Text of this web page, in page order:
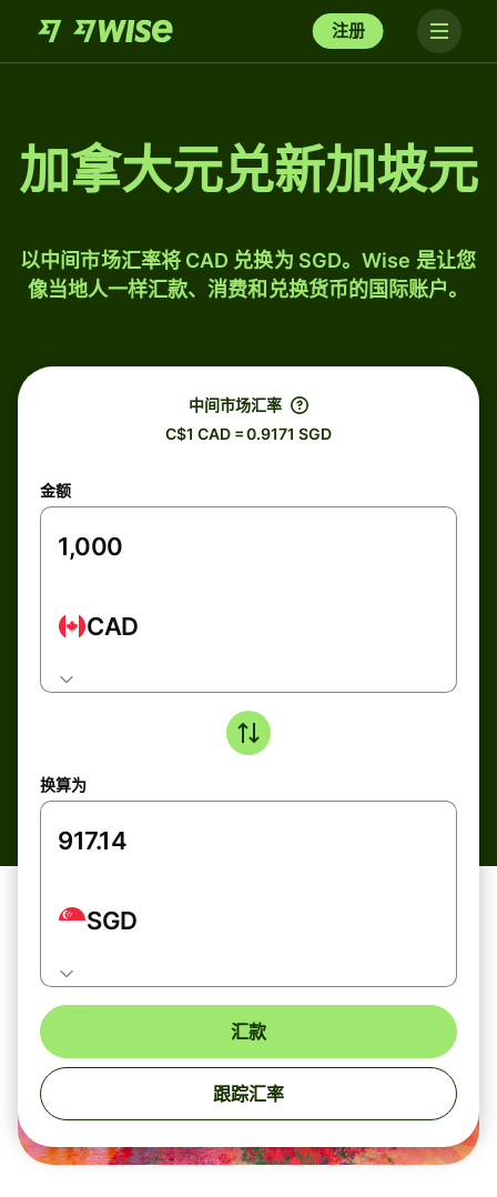
注册
加拿大元兑新加坡元
以中间市场汇率将 CAD 兑换为 SGD。Wise 是让您
像当地人一样汇款、消费和兑换货币的国际账户。
中间市场汇率
C$1 CAD = 0.9171 SGD
金额
CAD
换算为
SGD
汇款
跟踪汇率